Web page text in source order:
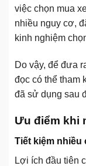
việc chọn mua
nhiều nguy cơ,
kinh nghiệm
Do vậy, để đưa
đọc có thể tham
đã sử dụng sau
Ưu điểm khi
Tiết kiệm nhiều
Lợi ích đầu tiên